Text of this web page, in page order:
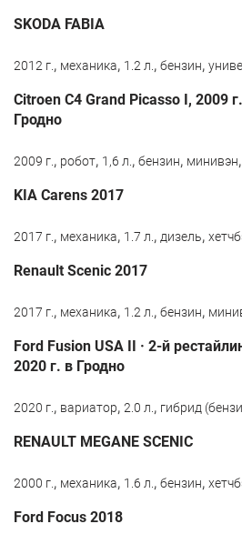
SKODA FABIA
2012 г., механика, 1.2 л., бензин,
Citroen C4 Grand Picasso I, 2009
Гродно
2009 г., робот, 1,6 л., бензин, минивэн,
KIA Carens 2017
2017 г., механика, 1.7 л., дизель,
Renault Scenic 2017
2017 г., механика, 1.2 л., бензин,
Ford Fusion USA II · 2-й
2020 г. в Гродно
2020 г., вариатор, 2.0 л., гибрид
RENAULT MEGANE SCENIC
2000 г., механика, 1.6 л., бензин,
Ford Focus 2018